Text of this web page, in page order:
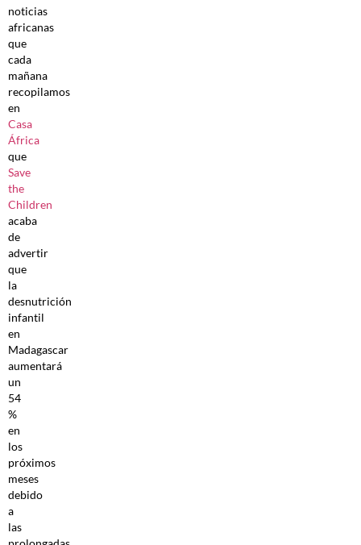
noticias
africanas
que
cada
mañana
recopilamos
en
Casa
África
que
Save
the
Children
acaba
de
advertir
que
la
desnutrición
infantil
en
Madagascar
aumentará
un
54
%
en
los
próximos
meses
debido
a
las